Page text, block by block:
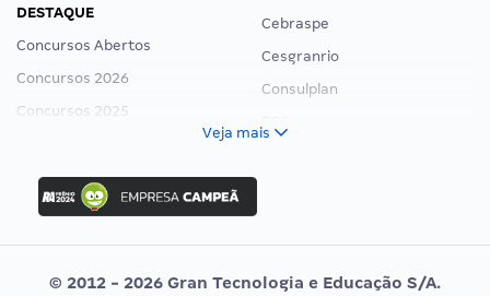
DESTAQUE
Concursos Abertos
Concursos 2026
Concursos 2025
Concurso Ibama
Concurso MPU
Editais publicados
Cebraspe
Cesgranrio
Consulplan
Vunesp
Veja mais
© 2012 - 2026 Gran Tecnologia e Educação S/A.